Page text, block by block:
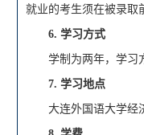
就业的考生须在被录取
6. 学习方式
学制为两年，学习
7. 学习地点
大连外国语大学经